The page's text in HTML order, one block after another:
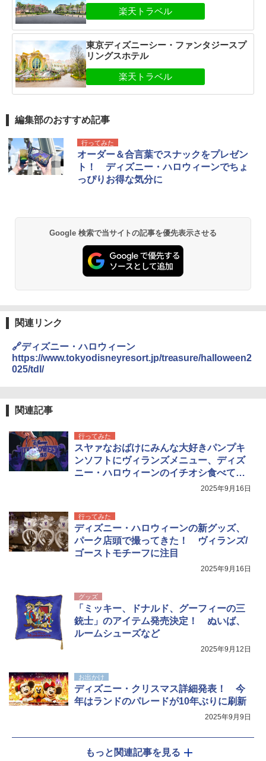
東京ディズニーシー・ファンタジースプ
リングスホテル
編集部のおすすめ記事
行ってみた
オーダー＆合言葉でスナックをプレゼン
ト！ ディズニー・ハロウィーンでちょ
っぴりお得な気分に
Google 検索で当サイトの記事を優先表示させる
関連リンク
🔗ディズニー・ハロウィーン
https://www.tokyodisneyresort.jp/treasure/halloween2
025/tdl/
関連記事
行ってみた
スヤァなおばけにみんな大好きパンプキ
ンソフトにヴィランズメニュー、ディズ
ニー・ハロウィーンのイチオシ食べてみ
2025年9月16日
行ってみた
ディズニー・ハロウィーンの新グッズ、
パーク店頭で撮ってきた！ ヴィランズ/
ゴーストモチーフに注目
2025年9月16日
グッズ
「ミッキー、ドナルド、グーフィーの三
銃士」のアイテム発売決定！ ぬいば、
ルームシューズなど
2025年9月12日
お出かけ
ディズニー・クリスマス詳細発表！ 今
年はランドのパレードが10年ぶりに刷新
2025年9月9日
もっと関連記事を見る